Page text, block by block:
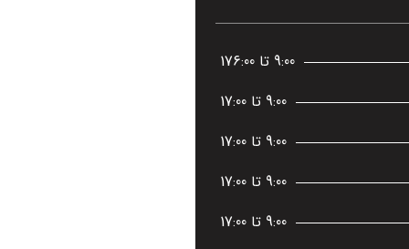
9:00 تا 176:00
9:00 تا 17:00
9:00 تا 17:00
9:00 تا 17:00
9:00 تا 17:00